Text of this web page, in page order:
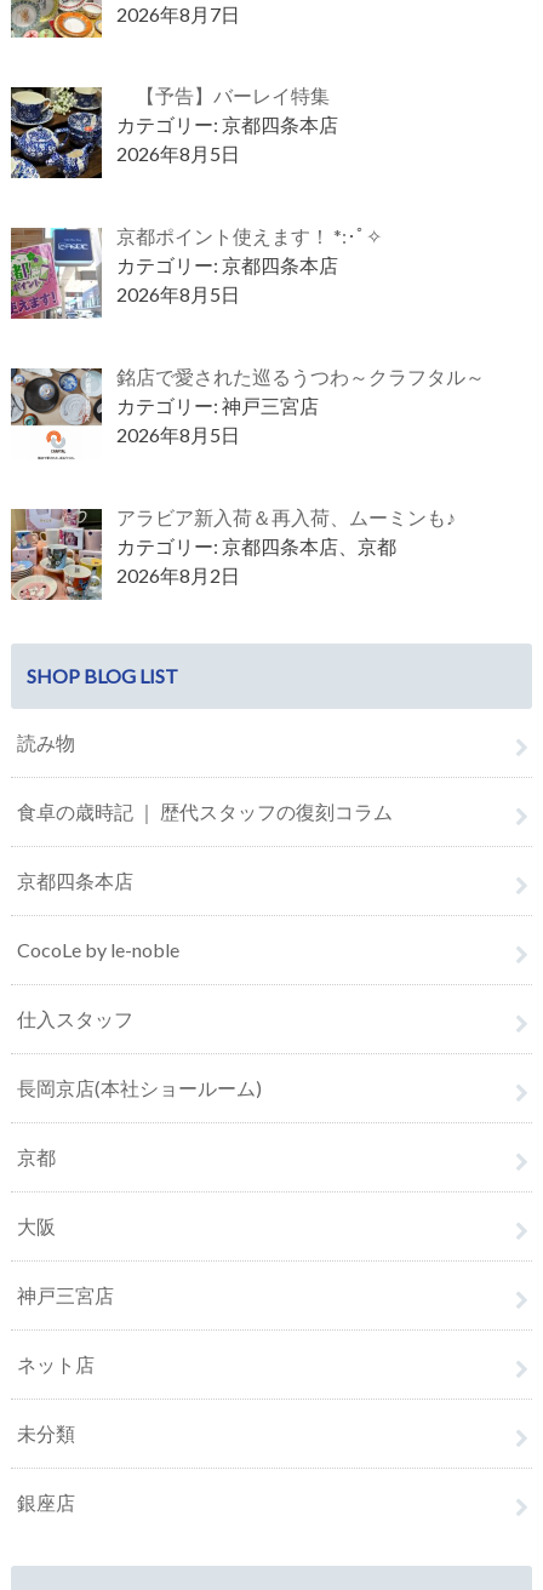
2026年8月7日
【予告】バーレイ特集
カテゴリー: 京都四条本店
2026年8月5日
京都ポイント使えます！ *:･ﾟ✧
カテゴリー: 京都四条本店
2026年8月5日
銘店で愛された巡るうつわ～クラフタル～
カテゴリー: 神戸三宮店
2026年8月5日
アラビア新入荷＆再入荷、ムーミンも♪
カテゴリー: 京都四条本店、京都
2026年8月2日
SHOP BLOG LIST
読み物
食卓の歳時記 ｜ 歴代スタッフの復刻コラム
京都四条本店
CocoLe by le-noble
仕入スタッフ
長岡京店(本社ショールーム)
京都
大阪
神戸三宮店
ネット店
未分類
銀座店